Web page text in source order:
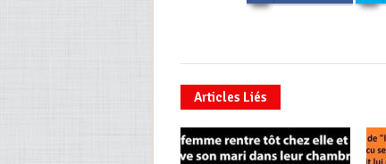
Articles Liés